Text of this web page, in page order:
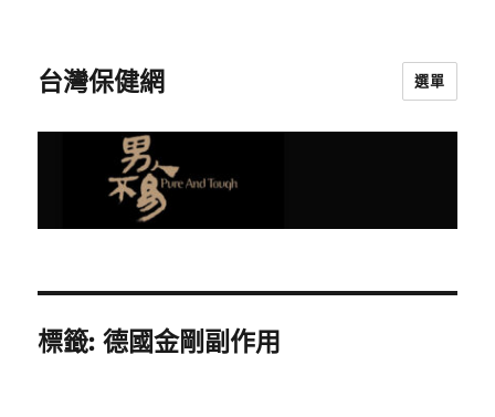
台灣保健網 選單
標籤:德國金剛副作用